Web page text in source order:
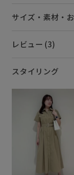
サイズ・素材・
レビュー (3)
スタイリング